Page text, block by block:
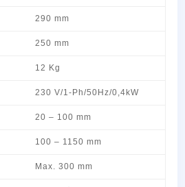
290 mm
250 mm
12 Kg
230 V/1-Ph/50Hz/0,4kW
20 – 100 mm
100 – 1150 mm
Max. 300 mm